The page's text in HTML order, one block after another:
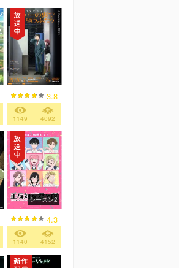
3.8
1149 4092
シーズン2
4.3
1140 4152